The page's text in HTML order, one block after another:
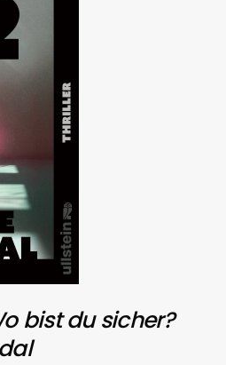
bist du sicher?